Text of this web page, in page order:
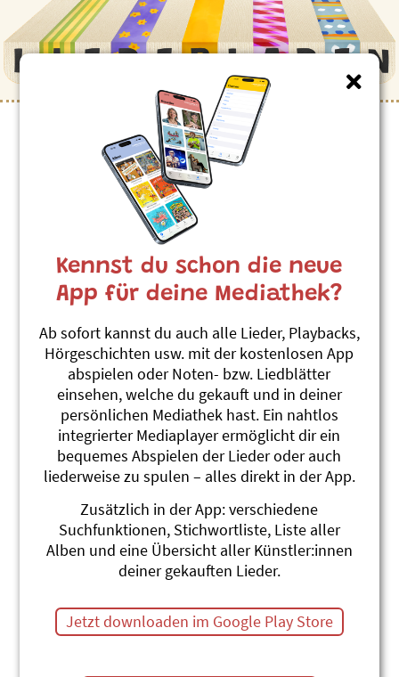
Kinderlieder zum Thema
”Sport”
Hopp Hippo (hochdeutsch)
Andrew Bond
Hyänen lachen Tränen (hochdeutsch)
#Mobbing #Nilpferd, Hippo #Sport
Mir Fans sind top
Andrew Bond
Pfoschteschuss
#Fussball #Sport #Verlieren
Penaltyschüüsse
Andrew Bond
Pfoschteschuss
#Fussball #Sport
Rowing Race
Andrew Bond
Rock Pool Rock
#Schiff #Sport #Englisch
Andrew Bond
Pfoschteschuss
Kennst du schon die neue
App für deine Mediathek?
Ab sofort kannst du auch alle Lieder, Playbacks,
Hörgeschichten usw. mit der kostenlosen App
abspielen oder Noten- bzw. Liedblätter
einsehen, welche du gekauft und in deiner
persönlichen Mediathek hast. Ein nahtlos
integrierter Mediaplayer ermöglicht dir ein
bequemes Abspielen der Lieder oder auch
liederweise zu spulen – alles direkt in der App.
Zusätzlich in der App: verschiedene
Suchfunktionen, Stichwortliste, Liste aller
Alben und eine Übersicht aller Künstler:innen
deiner gekauften Lieder.
Jetzt downloaden im Google Play Store